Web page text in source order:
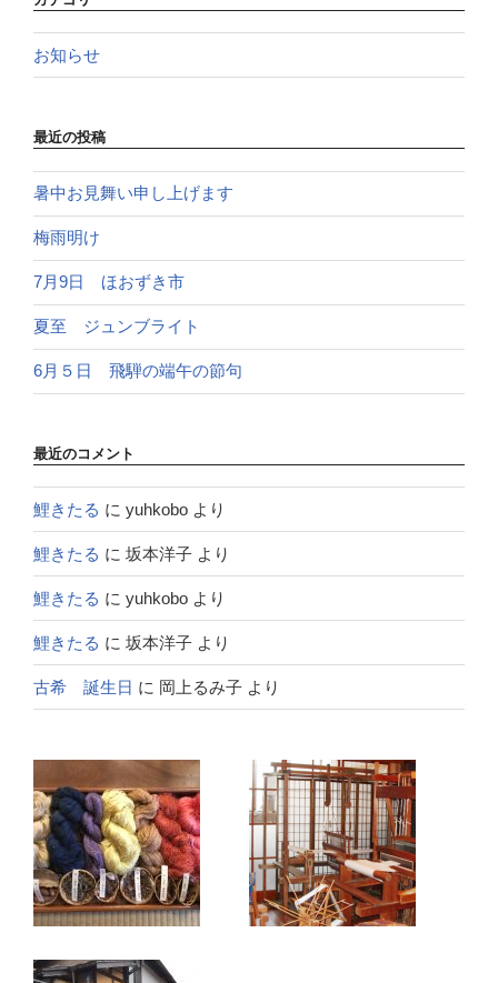
お知らせ
最近の投稿
暑中お見舞い申し上げます
梅雨明け
7月9日 ほおずき市
夏至 ジュンブライト
6月５日 飛騨の端午の節句
最近のコメント
鯉きたる に yuhkobo より
鯉きたる に 坂本洋子 より
鯉きたる に yuhkobo より
鯉きたる に 坂本洋子 より
古希 誕生日 に 岡上るみ子 より